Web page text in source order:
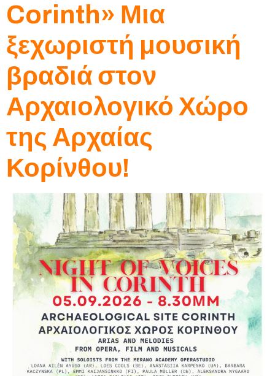
Corinth» Μια
ξεχωριστή μουσική
βραδιά στον
Αρχαιολογικό Χώρο
της Αρχαίας
Κορίνθου!